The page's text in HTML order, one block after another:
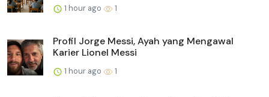
1 hour ago 1
Profil Jorge Messi, Ayah yang Mengawal
Karier Lionel Messi
1 hour ago 1